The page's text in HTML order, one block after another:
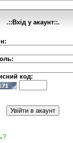
.::Вхід у акаунт::.
код: